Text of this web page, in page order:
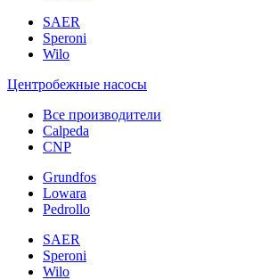
SAER
Speroni
Wilo
Центробежные насосы
Все производители
Calpeda
CNP
Grundfos
Lowara
Pedrollo
SAER
Speroni
Wilo